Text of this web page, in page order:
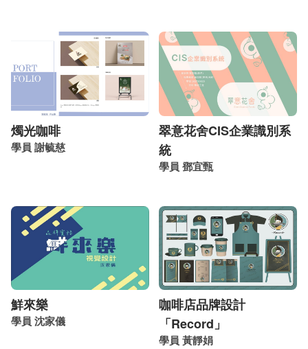
燭光咖啡
學員 謝毓慈
翠意花舍CIS企業識別系
統
學員 鄧宜甄
鮮來樂
學員 沈家儀
咖啡店品牌設計
「Record」
學員 黃靜娟